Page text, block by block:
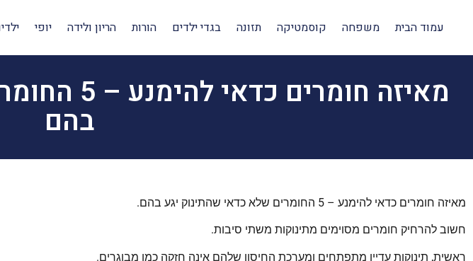
עמוד הבית משפחה קוסמטיקה תזונה בגדי ילדים הורות הריון ולידה יופי
מאיזה
בהם
מאיזה חומרים כדאי להימנע – 5 החומרים שלא כדאי שהתינוק יגע בהם.
חשוב להרחיק חומרים מסוימים מתינוקות משתי סיבות.
ראשית, תינוקות עדיין מתפתחים ומערכת החיסון שלהם אינה חזקה כמו מבוגרים.